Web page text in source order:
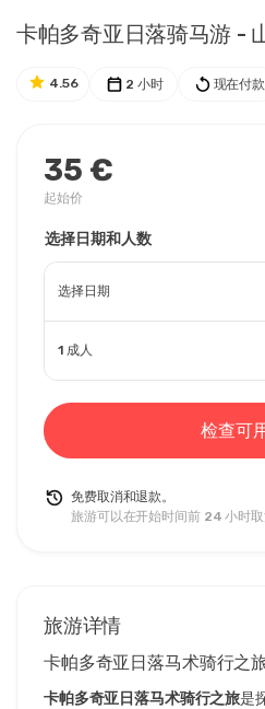
卡帕多奇亚日落骑马游 -
4.56 2 小时 现在付款
35 €
起始价
选择日期和人数
选择日期
1 成人
检查可
免费取消和退款。
旅游可以在开始时间前 24 小时取
旅游详情
卡帕多奇亚日落马术骑行之
卡帕多奇亚日落马术骑行之旅是